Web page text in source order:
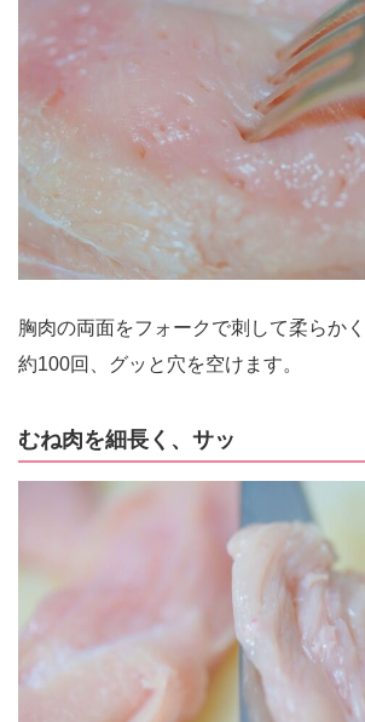
胸肉の両面をフォークで刺して柔らかく
約100回、グッと穴を空けます。
むね肉を細長く、サッ